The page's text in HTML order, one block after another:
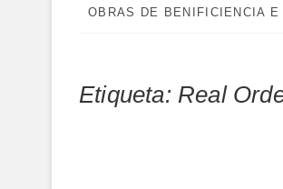
OBRAS DE BENIFICIENCIA E
Etiqueta: Real